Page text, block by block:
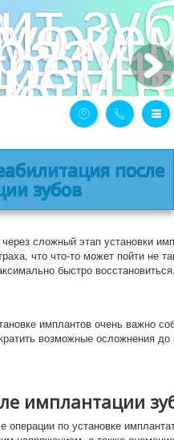
в
ОБЛАСТЬ:
8(913)8270474
после
зубов
сложный этап установки
что что-то может пойти
быстро
имплантов очень важно
возможные осложнения
имплантации
операции по установке